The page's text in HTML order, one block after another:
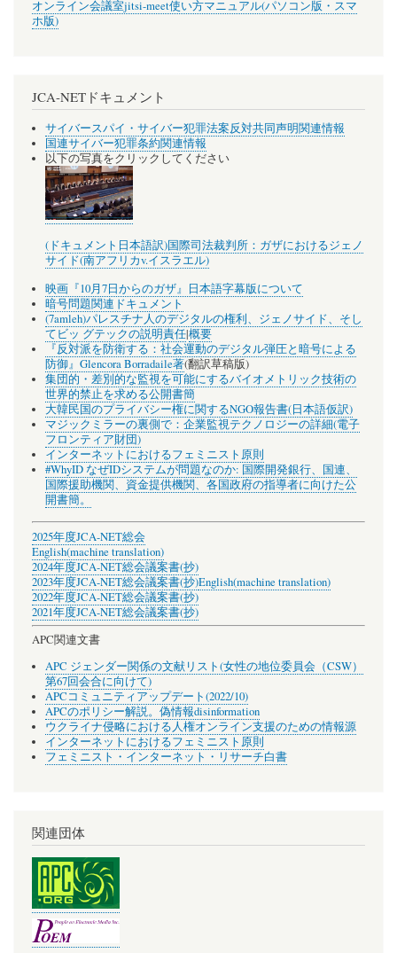
オンライン会議室jitsi-meet使い方マニュアル(パソコン版・スマ
ホ版)
JCA-NETドキュメント
サイバースパイ・サイバー犯罪法案反対共同声明関連情報
国連サイバー犯罪条約関連情報
以下の写真をクリックしてください
(ドキュメント日本語訳)国際司法裁判所：ガザにおけるジェノ
サイド(南アフリカv.イスラエル)
映画『10月7日からのガザ』日本語字幕版について
暗号問題関連ドキュメント
(7amleh)パレスチナ人のデジタルの権利、ジェノサイド、そし
てビッ グテックの説明責任|概要
『反対派を防衛する：社会運動のデジタル弾圧と暗号による
防御』Glencora Borradaile著(翻訳草稿版)
集団的・差別的な監視を可能にするバイオメトリック技術の
世界的禁止を求める公開書簡
大韓民国のプライバシー権に関するNGO報告書(日本語仮訳)
マジックミラーの裏側で：企業監視テクノロジーの詳細(電子
フロンティア財団)
インターネットにおけるフェミニスト原則
#WhyID なぜIDシステムが問題なのか: 国際開発銀行、国連、
国際援助機関、資金提供機関、各国政府の指導者に向けた公
開書簡。
2025年度JCA-NET総会
English(machine translation)
2024年度JCA-NET総会議案書(抄)
2023年度JCA-NET総会議案書(抄)English(machine translation)
2022年度JCA-NET総会議案書(抄)
2021年度JCA-NET総会議案書(抄)
APC関連文書
APC ジェンダー関係の文献リスト(女性の地位委員会（CSW）
第67回会合に向けて)
APCコミュニティアップデート(2022/10)
APCのポリシー解説。偽情報disinformation
ウクライナ侵略における人権オンライン支援のための情報源
インターネットにおけるフェミニスト原則
フェミニスト・インターネット・リサーチ白書
関連団体